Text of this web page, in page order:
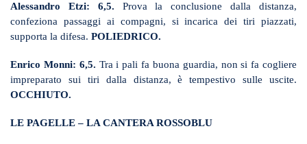
Alessandro Etzi: 6,5. Prova la conclusione dalla distanza,
confeziona passaggi ai compagni, si incarica dei tiri piazzati,
supporta la difesa. POLIEDRICO.
Enrico Monni: 6,5. Tra i pali fa buona guardia, non si fa cogliere
impreparato sui tiri dalla distanza, è tempestivo sulle uscite.
OCCHIUTO.
LE PAGELLE – LA CANTERA ROSSOBLU